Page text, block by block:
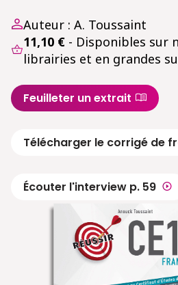
Auteur : A. Toussaint
11,10 € - Disponibles sur
librairies et en grandes
Feuilleter un extrait
Télécharger le corrigé de
Écouter l'interview p. 59